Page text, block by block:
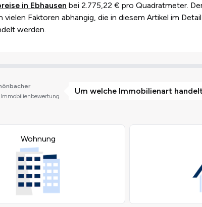
in Ebhausen bei 2.775,22 € pro Quadratmeter.
vielen Faktoren abhängig, die in diesem Artikel im
werden.